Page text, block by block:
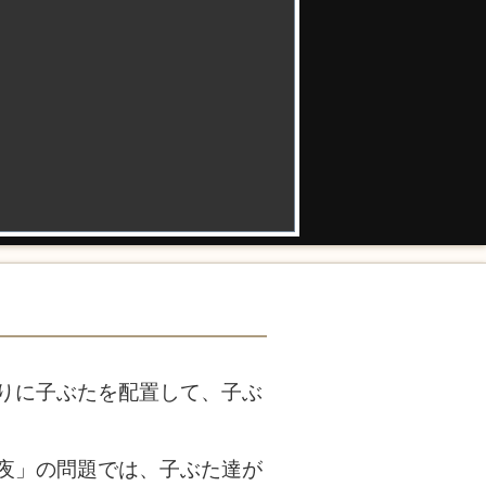
に子ぶたを配置して、子ぶ
」の問題では、子ぶた達が